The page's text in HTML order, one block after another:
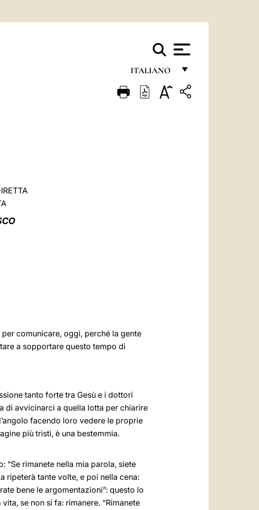
ITALIANO
FRANÇAIS
comunicare, oggi, perché la gente
a sopportare questo tempo di
tanto forte tra Gesù e i dottori
di avvicinarci a quella lotta per chiarire
facendo loro vedere le proprie
più tristi, è una bestemmia.
“Se rimanete nella mia parola, siete
ripeterà tante volte, e poi nella cena:
bene le argomentazioni”: questo lo
se non si fa: rimanere. “Rimanete